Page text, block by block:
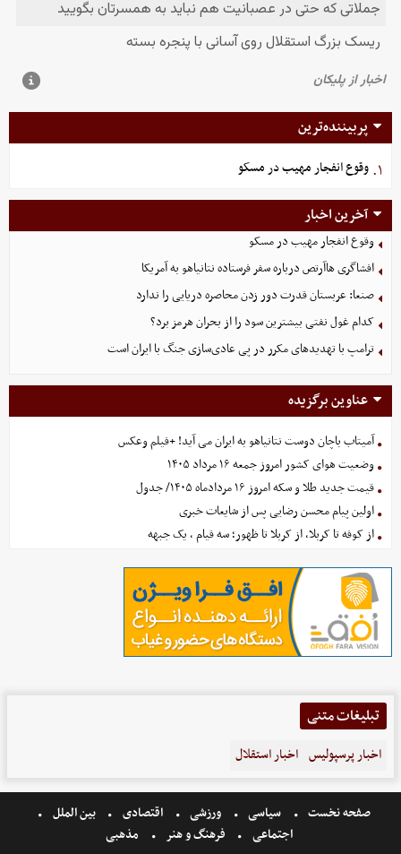
پربیننده‌ترین
۱. وقوع انفجار مهیب در مسکو
آخرین اخبار
وقوع انفجار مهیب در مسکو
افشاگری هاآرتص درباره سفر فرستاده نتانیاهو به آمریکا
صنعا: عربستان قدرت دور زدن محاصره دریایی را ندارد
کدام غول نفتی بیشترین سود را از بحران هرمز برد؟
ترامپ با تهدیدهای مکرر در پی عادی‌سازی جنگ با ایران است
عناوین برگزیده
آمیتاب باچان دوست نتانیاهو به ایران می آید! +فیلم وعکس
وضعیت هوای کشور امروز جمعه ۱۶ مرداد ۱۴۰۵
قیمت جدید طلا و سکه امروز ۱۶ مردادماه ۱۴۰۵/ جدول
اولین پیام محسن رضایی پس از شایعات خبری
از کوفه تا کربلا، از کربلا تا ظهور؛ سه قیام ، یک جبهه
تبلیغات متنی
اخبار پرسپولیس اخبار استقلال
صفحه نخست سیاسی ورزشی اقتصادی
بین الملل
اجتماعی
فرهنگ و هنر مذهبی